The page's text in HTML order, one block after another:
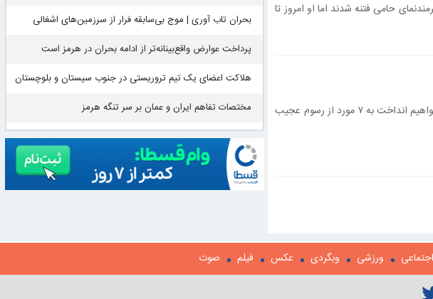
حامی فتنه شدند اما او امروز تا
رسومی را می‌شود در ایتالیا دید که در هیچ کشور دیگری وجود ندارد. در این گزارش نگاهی خواهیم انداخت به ۷ مورد از رسوم عجیب
بحران تاب آوری | موج بی‌سابقه فرار از سرزمین‌های اشغالی
پرداخت عوارض واقع‌بینانه‌تر از ادامه بحران در هرمز است
هلاکت اعضای یک تیم تروریستی در جنوب سیستان و بلوچستان
مختصات تفاهم ایران و عمان بر سر تنگه هرمز
اجتماعی ورزشی وبگردی عکس فیلم صوت